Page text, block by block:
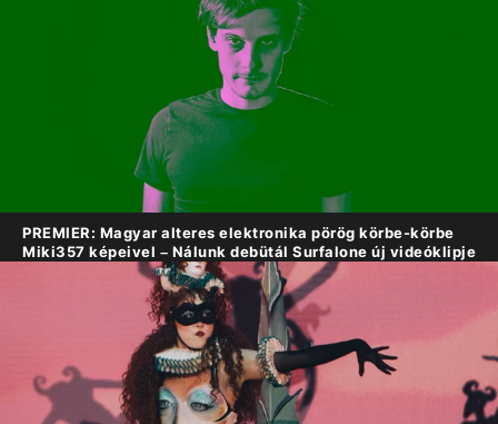
PREMIER: Magyar alteres elektronika pörög körbe-körbe
Miki357 képeivel – Nálunk debütál Surfalone új videóklipje